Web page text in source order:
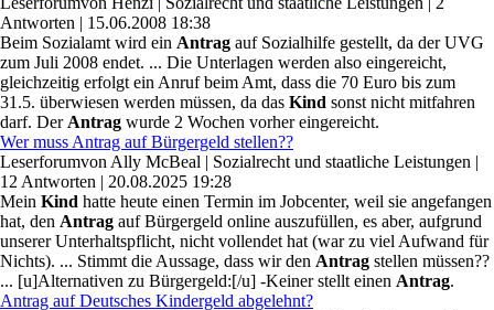
Antworten | 15.06.2008 18:38
Beim Sozialamt wird ein Antrag auf Sozialhilfe gestellt, da der UVG
zum Juli 2008 endet. ... Die Unterlagen werden also eingereicht,
gleichzeitig erfolgt ein Anruf beim Amt, dass die 70 Euro bis zum
31.5. überwiesen werden müssen, da das Kind sonst nicht mitfahren
darf. Der Antrag wurde 2 Wochen vorher eingereicht.
Wer muss Antrag auf Bürgergeld stellen??
Leserforumvon Ally McBeal | Sozialrecht und staatliche Leistungen |
12 Antworten | 20.08.2025 19:28
Mein Kind hatte heute einen Termin im Jobcenter, weil sie angefangen
hat, den Antrag auf Bürgergeld online auszufüllen, es aber, aufgrund
unserer Unterhaltspflicht, nicht vollendet hat (war zu viel Aufwand für
Nichts). ... Stimmt die Aussage, dass wir den Antrag stellen müssen??
... [u]Alternativen zu Bürgergeld:[/u] -Keiner stellt einen Antrag.
Antrag auf Deutsches Kindergeld abgelehnt?